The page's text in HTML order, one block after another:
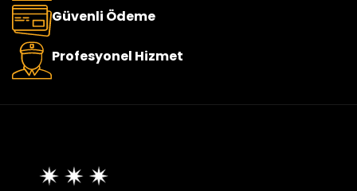
Güvenli Ödeme
Profesyonel Hizmet